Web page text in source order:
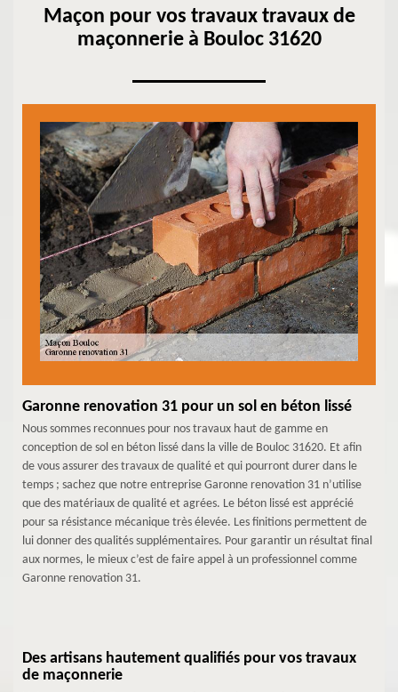
Maçon pour vos travaux travaux de
maçonnerie à Bouloc 31620
Garonne renovation 31 pour un sol en béton lissé
Nous sommes reconnues pour nos travaux haut de gamme en
conception de sol en béton lissé dans la ville de Bouloc 31620. Et afin
de vous assurer des travaux de qualité et qui pourront durer dans le
temps ; sachez que notre entreprise Garonne renovation 31 n’utilise
que des matériaux de qualité et agrées. Le béton lissé est apprécié
pour sa résistance mécanique très élevée. Les finitions permettent de
lui donner des qualités supplémentaires. Pour garantir un résultat final
aux normes, le mieux c’est de faire appel à un professionnel comme
Garonne renovation 31.
Des artisans hautement qualifiés pour vos travaux
de maçonnerie